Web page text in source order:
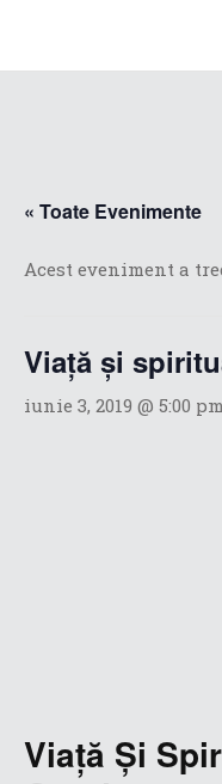
« Toate Evenimente
Acest eveniment a
Viață și
iunie 3, 2019 @ 5:00 pm
Viață Și